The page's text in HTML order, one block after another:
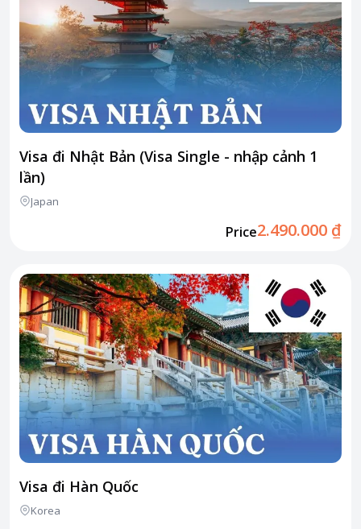
Visa đi Nhật Bản (Visa Single - nhập cảnh 1
lần)
Japan
Price2.490.000 ₫
Visa đi Hàn Quốc
Korea